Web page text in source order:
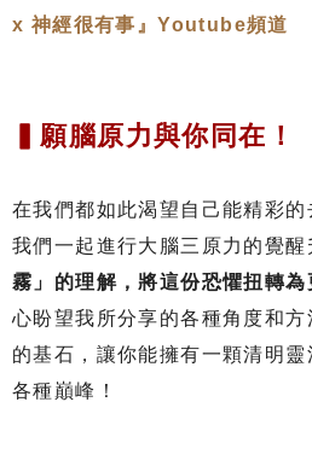
x 神經很有事』Youtube頻道
▍願腦原力與你同在！
在我們都如此渴望自己能精彩
我們一起進行大腦三原力的覺醒
霧」的理解，將這份恐懼扭轉
心盼望我所分享的各種角度和方
的基石，讓你能擁有一顆清明
各種巔峰！